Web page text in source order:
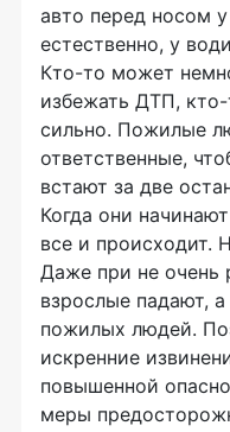
авто перед носом
естественно, у
Кто-то может
избежать ДТП,
сильно. Пожилые
ответственные,
встают за две
Когда они
все и происходит.
Даже при не очень
взрослые падают,
пожилых людей.
искренние
повышенной
меры